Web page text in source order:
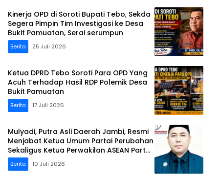
Kinerja OPD di Soroti Bupati Tebo, Sekda
Segera Pimpin Tim Investigasi ke Desa
Bukit Pamuatan, Serai serumpun
Berita 25 Juli 2026
Ketua DPRD Tebo Soroti Para OPD Yang
Acuh Terhadap Hasil RDP Polemik Desa
Bukit Pamuatan
Berita 17 Juli 2026
Mulyadi, Putra Asli Daerah Jambi, Resmi
Menjabat Ketua Umum Partai Perubahan
Sekaligus Ketua Perwakilan ASEAN Partai
Perubahan di Malaysia
Berita 10 Juli 2026